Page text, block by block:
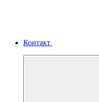
Контакт